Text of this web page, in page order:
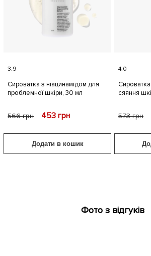
3.9
Сироватка з ніацинамідом для
проблемної шкіри, 30 мл
566грн 453грн
Додати в кошик
4.0
сяяння
573грн
Фото з відгуків